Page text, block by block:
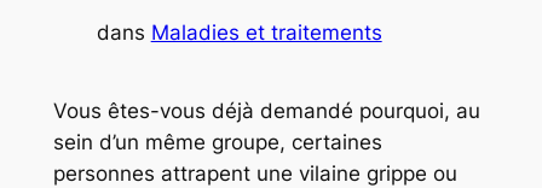
dans Maladies et traitements
Vous êtes-vous déjà demandé pourquoi, au
sein d’un même groupe, certaines
personnes attrapent une vilaine grippe ou